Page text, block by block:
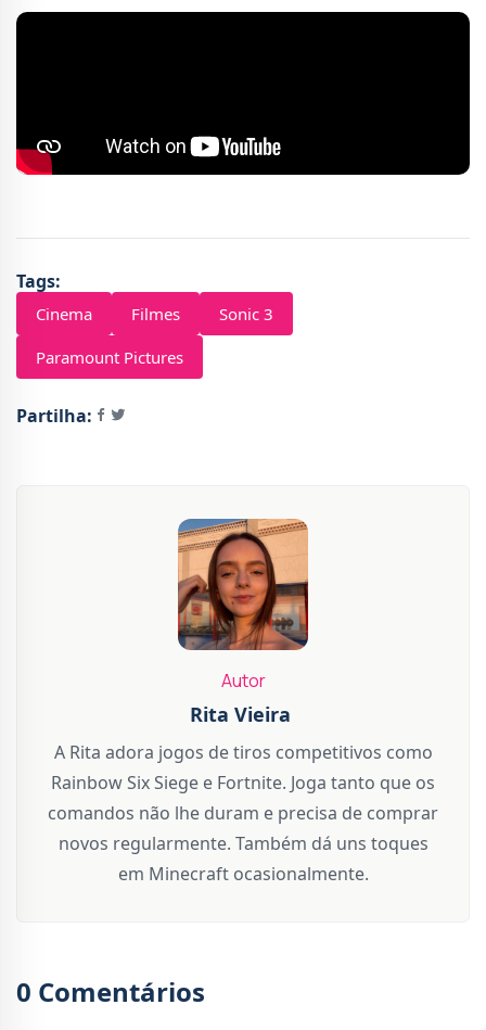
Tags:
Cinema Filmes
Sonic 3
Paramount Pictures
Partilha:
Autor
Rita Vieira
A Rita adora jogos de tiros competitivos como
Rainbow Six Siege e Fortnite. Joga tanto que os
comandos não lhe duram e precisa de comprar
novos regularmente. Também dá uns toques
em Minecraft ocasionalmente.
0 Comentários